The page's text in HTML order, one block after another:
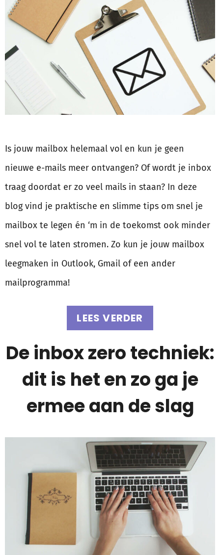
Is jouw mailbox helemaal vol en kun je geen
nieuwe e-mails meer ontvangen? Of wordt je inbox
traag doordat er zo veel mails in staan? In deze
blog vind je praktische en slimme tips om snel je
mailbox te legen én ‘m in de toekomst ook minder
snel vol te laten stromen. Zo kun je jouw mailbox
leegmaken in Outlook, Gmail of een ander
mailprogramma!
LEES VERDER
De inbox zero techniek:
dit is het en zo ga je
ermee aan de slag